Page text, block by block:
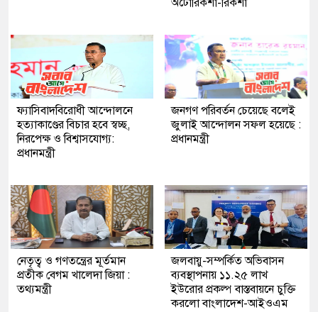
অটোরিকশা-রিকশা
ফ্যাসিবাদবিরোধী আন্দোলনে
হত্যাকাণ্ডের বিচার হবে স্বচ্ছ,
নিরপেক্ষ ও বিশ্বাসযোগ্য:
প্রধানমন্ত্রী
জনগণ পরিবর্তন চেয়েছে বলেই
জুলাই আন্দোলন সফল হয়েছে :
প্রধানমন্ত্রী
নেতৃত্ব ও গণতন্ত্রের মূর্তমান
প্রতীক বেগম খালেদা জিয়া :
তথ্যমন্ত্রী
জলবায়ু-সম্পর্কিত অভিবাসন
ব্যবস্থাপনায় ১১.২৫ লাখ
ইউরোর প্রকল্প বাস্তবায়নে চুক্তি
করলো বাংলাদেশ-আইওএম